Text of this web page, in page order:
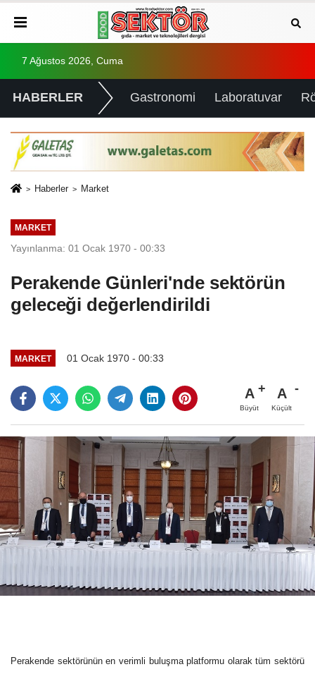
7 Ağustos 2026, Cuma
HABERLER Gastronomi Laboratuvar
Haberler Market
MARKET
Yayınlanma: 01 Ocak 1970 - 00:33
Perakende Günleri'nde sektörün
geleceği değerlendirildi
MARKET 01 Ocak 1970 - 00:33
A
Büyüt
A
Küçült
Perakende sektörünün en verimli buluşma platformu olarak tüm sektörü